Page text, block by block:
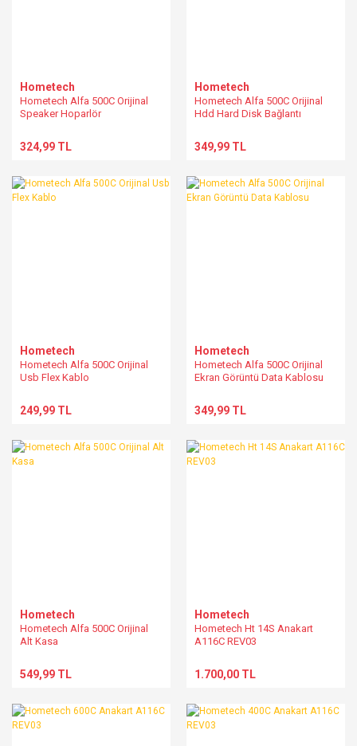
Hometech
Hometech Alfa 500C Orijinal
Speaker Hoparlör
324,99 TL
Hometech
Hometech Alfa 500C Orijinal
Hdd Hard Disk Bağlantı
349,99 TL
Hometech
Hometech Alfa 500C Orijinal
Usb Flex Kablo
249,99 TL
Hometech
Hometech Alfa 500C Orijinal
Ekran Görüntü Data Kablosu
349,99 TL
Hometech
Hometech Alfa 500C Orijinal
Alt Kasa
549,99 TL
Hometech
Hometech Ht 14S Anakart
A116C REV03
1.700,00 TL